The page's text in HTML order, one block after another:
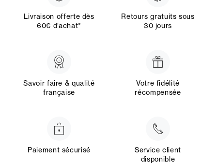
Livraison offerte dès
60€ d’achat*
Retours gratuits sous
30 jours
Savoir faire & qualité
française
Votre fidélité
récompensée
Paiement sécurisé
Service client
disponible